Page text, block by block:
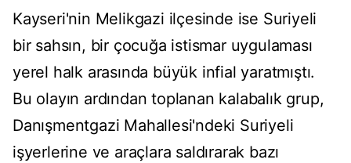
Kayseri'nin Melikgazi ilçesinde ise Suriyeli
bir sahsın, bir çocuğa istismar uygulaması
yerel halk arasında büyük infial yaratmıştı.
Bu olayın ardından toplanan kalabalık grup,
Danışmentgazi Mahallesi'ndeki Suriyeli
işyerlerine ve araçlara saldırarak bazı